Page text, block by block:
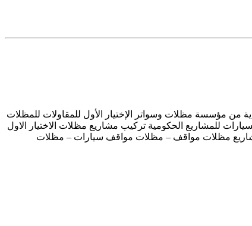
العربية السعودية من مؤسسة مظلات وسواتر الإختيار الأول للمقاولات للمظلات
مظلات السيارات للمشاريع الحكومية تركيب مشاريع مظلات الاختيار الاول
مشاريع مظلات مواقف – مظلات مواقف سيارات – مظلات